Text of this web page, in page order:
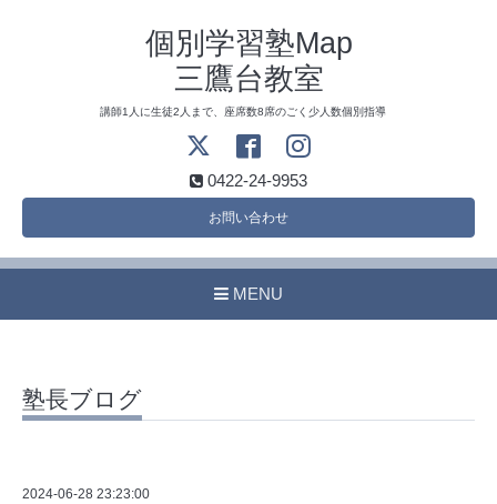
個別学習塾Map
三鷹台教室
講師1人に生徒2人まで、座席数8席のごく少人数個別指導
0422-24-9953
お問い合わせ
MENU
塾長ブログ
2024-06-28 23:23:00